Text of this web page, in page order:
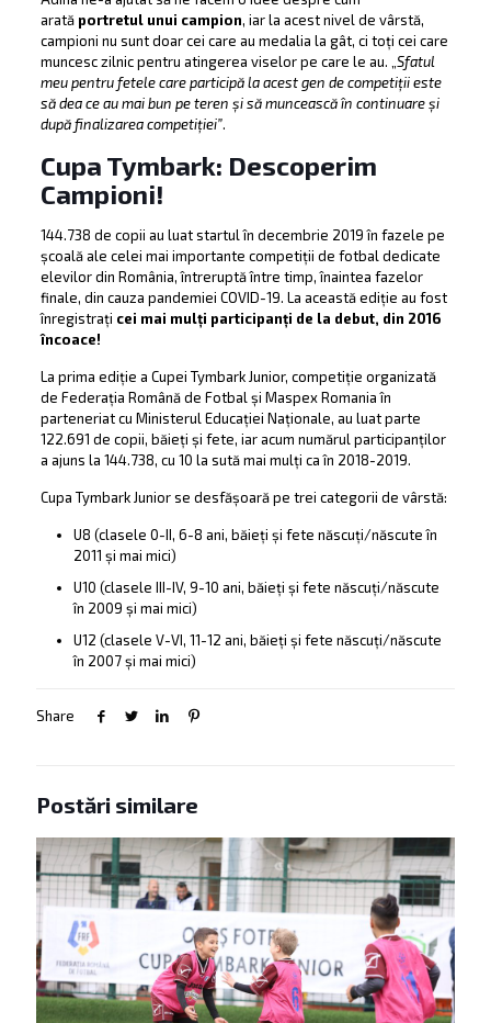
arată portretul unui campion, iar la acest nivel de vârstă,
campioni nu sunt doar cei care au medalia la gât, ci toți cei care
muncesc zilnic pentru atingerea viselor pe care le au. „ Sfatul
meu pentru fetele care participă la acest gen de competiții este
să dea ce au mai bun pe teren și să muncească în continuare și
după finalizarea competiției”.
Cupa Tymbark: Descoperim
Campioni!
144.738 de copii au luat startul în decembrie 2019 în fazele pe
școală ale celei mai importante competiții de fotbal dedicate
elevilor din România, întreruptă între timp, înaintea fazelor
finale, din cauza pandemiei COVID-19. La această ediție au fost
înregistrați cei mai mulți participanți de la debut, din 2016
încoace!
La prima ediție a Cupei Tymbark Junior, competiție organizată
de Federația Română de Fotbal și Maspex Romania în
parteneriat cu Ministerul Educației Naționale, au luat parte
122.691 de copii, băieți și fete, iar acum numărul participanților
a ajuns la 144.738, cu 10 la sută mai mulți ca în 2018-2019.
Cupa Tymbark Junior se desfășoară pe trei categorii de vârstă:
U8 (clasele 0-II, 6-8 ani, băieți și fete născuți/născute în
2011 și mai mici)
U10 (clasele III-IV, 9-10 ani, băieți și fete născuți/născute
în 2009 și mai mici)
U12 (clasele V-VI, 11-12 ani, băieți și fete născuți/născute
în 2007 și mai mici)
Share